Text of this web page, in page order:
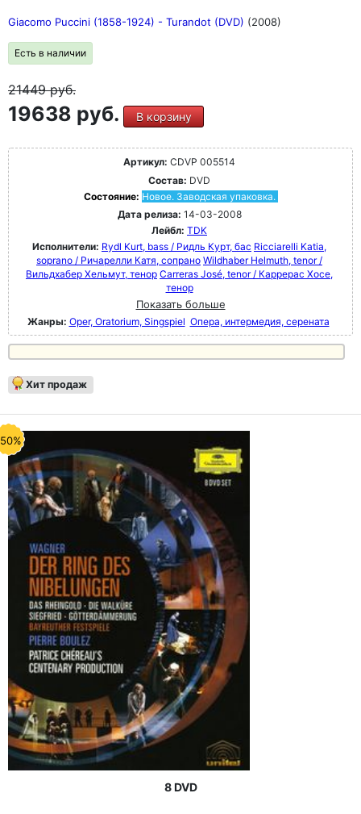
Giacomo Puccini (1858-1924) - Turandot (DVD) (2008)
Есть в наличии
21449руб.
19638 руб. В корзину
Артикул: CDVP 005514
Состав: DVD
Состояние: Новое. Заводская упаковка.
Дата релиза: 14-03-2008
Лейбл: TDK
Исполнители: Rydl Kurt, bass / Ридль Курт, бас Ricciarelli Katia,
soprano / Ричарелли Катя, сопрано Wildhaber Helmuth, tenor /
Вильдхабер Хельмут, тенор Carreras José, tenor / Каррерас Хосе,
тенор
Показать больше
Жанры: Oper, Oratorium, Singspiel Опера, интермедия, серената
Хит продаж
8 DVD